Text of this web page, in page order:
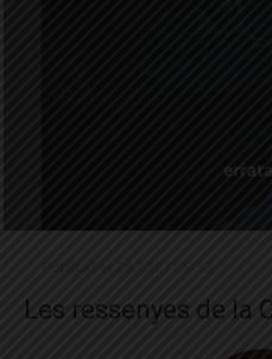
Les ressenyes de la